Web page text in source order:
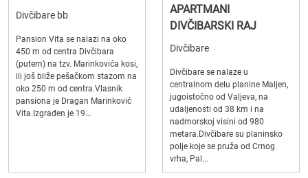
Divčibare bb
Pansion Vita se nalazi na oko
450 m od centra Divčibara
(putem) na tzv. Marinkovića kosi,
ili još bliže pešačkom stazom na
oko 250 m od centra.Vlasnik
pansiona je Dragan Marinković
Vita.Izgrađen je 19...
APARTMANI
DIVČIBARSKI RAJ
Divčibare
Divčibare se nalaze u
centralnom delu planine Maljen,
jugoistočno od Valjeva, na
udaljenosti od 38 km i na
nadmorskoj visini od 980
metara.Divčibare su planinsko
polje koje se pruža od Crnog
vrha, Pal...